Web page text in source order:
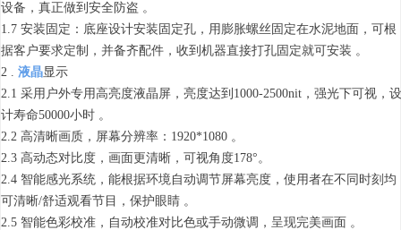
设备，真正做到安全防盗 。
1.7 安装固定：底座设计安装固定孔，用膨胀螺丝固定在水泥地面，可根
据客户要求定制，并备齐配件，收到机器直接打孔固定就可安装 。
2 . 液晶显示
2.1 采用户外专用高亮度液晶屏，亮度达到1000-2500nit，强光下可视，设
计寿命50000小时 。
2.2 高清晰画质，屏幕分辨率：1920*1080 。
2.3 高动态对比度，画面更清晰，可视角度178°。
2.4 智能感光系统，能根据环境自动调节屏幕亮度，使用者在不同时刻均
可清晰/舒适观看节目，保护眼睛 。
2.5 智能色彩校准，自动校准对比色或手动微调，呈现完美画面 。